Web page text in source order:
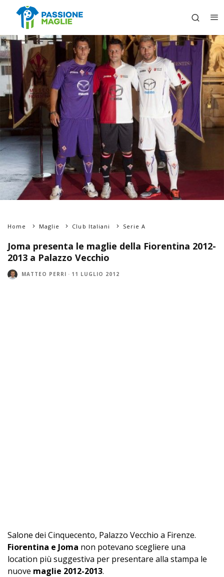
Home Maglie Club Italiani Serie A
Joma presenta le maglie della Fiorentina 2012-
2013 a Palazzo Vecchio
MATTEO PERRI · 11 LUGLIO 2012
Salone dei Cinquecento, Palazzo Vecchio a Firenze.
Fiorentina e Joma non potevano scegliere una
location più suggestiva per presentare alla stampa le
nuove maglie 2012-2013.